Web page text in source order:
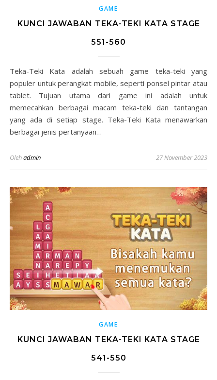
GAME
KUNCI JAWABAN TEKA-TEKI KATA STAGE
551-560
Teka-Teki Kata adalah sebuah game teka-teki yang
populer untuk perangkat mobile, seperti ponsel pintar atau
tablet. Tujuan utama dari game ini adalah untuk
memecahkan berbagai macam teka-teki dan tantangan
yang ada di setiap stage. Teka-Teki Kata menawarkan
berbagai jenis pertanyaan…
Olehadmin 27 November 2023
GAME
KUNCI JAWABAN TEKA-TEKI KATA STAGE
541-550